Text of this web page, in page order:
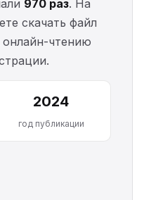
970 раз. На
скачать файл
онлайн-чтению
2024
год публикации